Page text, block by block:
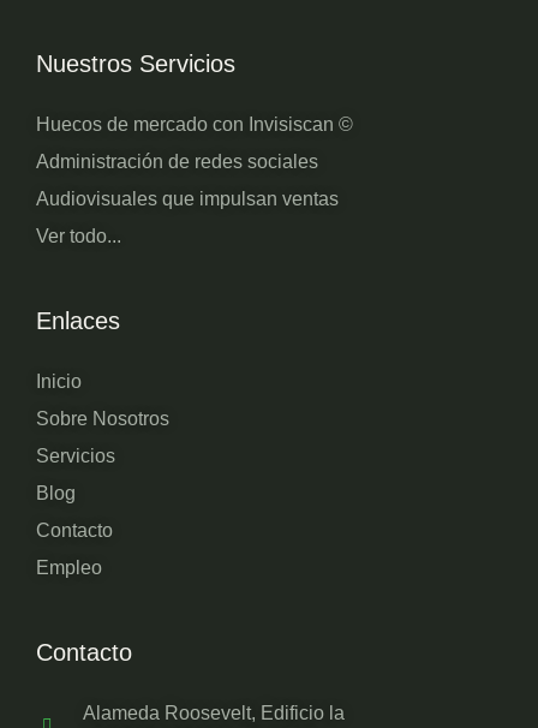
Contacto
Alameda Roosevelt, Edificio la
Enlaces
Inicio
Sobre Nosotros
Servicios
Blog
Contacto
Empleo
Nuestros Servicios
Huecos de mercado con Invisiscan ©
Administración de redes sociales
Audiovisuales que impulsan ventas
Ver todo...